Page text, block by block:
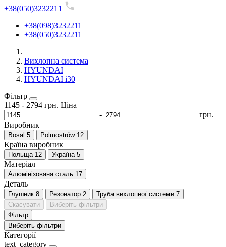
+38(050)3232211
+38(098)3232211
+38(050)3232211
Вихлопна система
HYUNDAI
HYUNDAI i30
Фільтр
1145 - 2794 грн. Ціна
-
грн.
Виробник
Bosal 5 Polmostrów 12
Країна виробник
Польща 12 Україна 5
Матеріал
Алюмінізована сталь 17
Деталь
Глушник 8 Резонатор 2 Труба вихлопної системи 7
Скасувати
Виберіть фільтри
Фільтр
Виберіть фільтри
Категорії
text_category